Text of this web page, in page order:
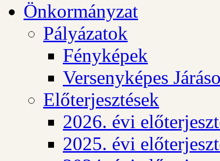
Önkormányzat
Pályázatok
Fényképek
Versenyképes
Előterjesztések
2026. évi
2025. évi